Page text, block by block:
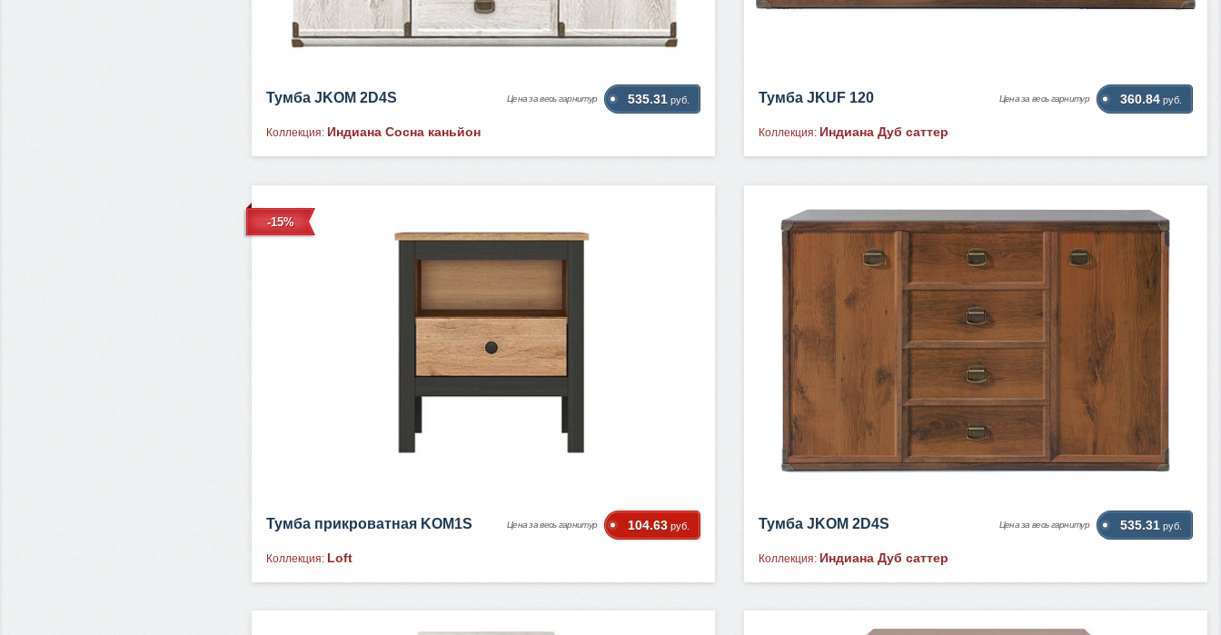
Тумба JKOM 2D4S Цена за весь гарнитур 535.31 руб.
Коллекция: Индиана Сосна каньйон
Тумба JKUF 120 Цена за весь гарнитур 360.84 руб.
Коллекция: Индиана Дуб саттер
-15%
Тумба прикроватная KOM1S Цена за весь гарнитур 104.63 руб.
Коллекция: Loft
Тумба JKOM 2D4S Цена за весь гарнитур 535.31 руб.
Коллекция: Индиана Дуб саттер